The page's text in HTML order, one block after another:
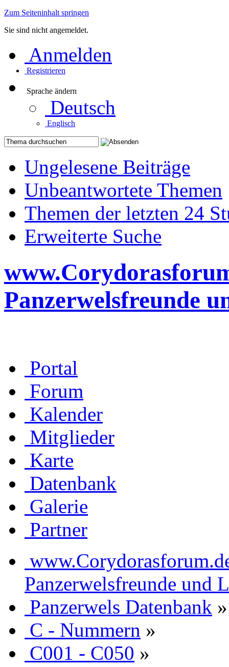
Zum Seiteninhalt springen
Sie sind nicht angemeldet.
Anmelden
Registrieren
Sprache ändern
Deutsch
Englisch
Ungelesene Beiträge
Unbeantwortete Themen
Themen der letzten 24
Erweiterte Suche
Panzerwelsfreunde
Portal
Forum
Kalender
Mitglieder
Karte
Datenbank
Galerie
Partner
Panzerwelsfreunde und
Panzerwels Datenbank »
C - Nummern »
C001 - C050 »